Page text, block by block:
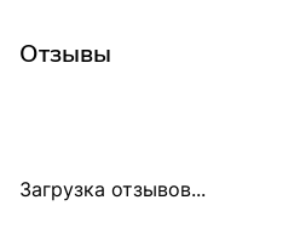
Отзывы
Загрузка отзывов...